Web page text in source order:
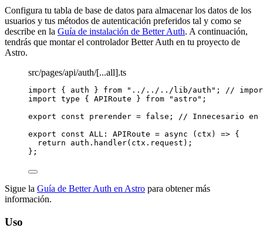
Configura tu tabla de base de datos para almacenar los datos de los
usuarios y tus métodos de autenticación preferidos tal y como se
describe en la Guía de instalación de Better Auth. A continuación,
tendrás que montar el controlador Better Auth en tu proyecto de
Astro.
src/pages/api/auth/[...all].ts
import { auth } from " ../../../lib/auth " ; //
import type { APIRoute } from " astro " ;
export const prerender = false ; // Innecesario en
export const ALL : APIRoute = async ( ctx )
=> {
return auth . handler(ctx . request ) ;
} ;
Sigue la Guía de Better Auth en Astro para obtener más
información.
Uso